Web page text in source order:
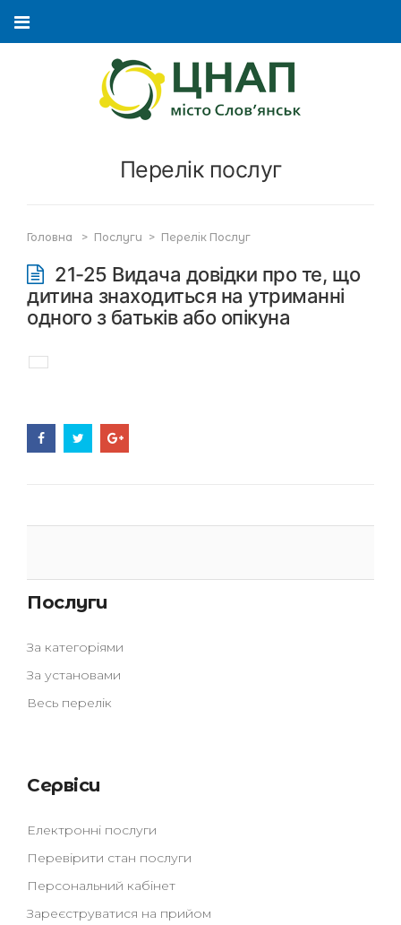
Перелік послуг
Головна > Послуги > Перелік Послуг
Послуги
За категоріями
За установами
Весь перелік
Сервіси
Електронні послуги
Перевірити стан послуги
Персональний кабінет
Зареєструватися на прийом
21-25 Видача довідки про те, що
дитина знаходиться на утриманні
одного з батьків або опікуна